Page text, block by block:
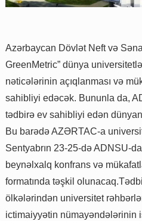
Azərbaycan Dövlət Neft və
GreenMetric” dünya
nəticələrinin açıqlanması və
sahibliyi edəcək. Bununla da,
tədbirə ev sahibliyi edən
Bu barədə AZƏRTAC-a
Sentyabrın 23-25-də ADNSU-
beynəlxalq konfrans və
formatında təşkil
ölkələrindən universitet
ictimaiyyətin nümayəndələrinin